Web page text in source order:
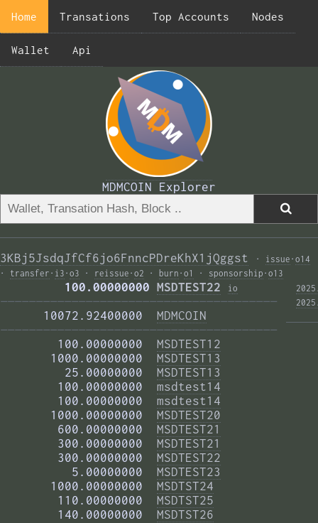
Home Transations Top Accounts Nodes
Wallet Api
MDMCOIN Explorer
3KBj5JsdqJfCf6jo6FnncPDreKhX1jQggst · issue · o14
· transfer · i3 · o3 · reissue · o2 · burn · o1 · sponsorship · o13
         100.00000000
MSDTEST22 io
———————————————————————————————————————
      10072.92400000
MDMCOIN
———————————————————————————————————————
        100.00000000
MSDTEST12
       1000.00000000
MSDTEST13
         25.00000000
MSDTEST13
        100.00000000
msdtest14
        100.00000000
msdtest14
       1000.00000000
MSDTEST20
        600.00000000
MSDTEST21
        300.00000000
MSDTEST21
        300.00000000
MSDTEST22
          5.00000000
MSDTEST23
       1000.00000000
MSDTST24
        110.00000000
MSDTST25
        140.00000000
MSDTST26